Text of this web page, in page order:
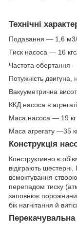
Технічні
Подавання — 1,6
Тиск насоса — 16
Частота обертання
Потужність
Вакууметрична
ККД насоса в
Маса насоса — 19 кг
Маса агрегату —35
Конструкція
Конструктивно є
відіграють
всмоктування
перепадом тиску
заповнює
бік нагнітання й
Перекачувальна